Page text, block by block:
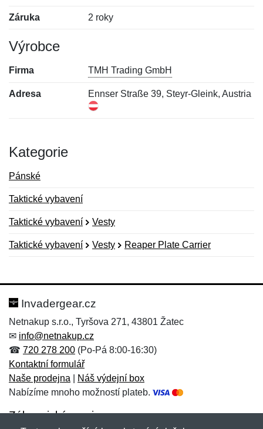
Záruka 2 roky
Výrobce
Firma TMH Trading GmbH
Adresa Ennser Straße 39, Steyr-Gleink, Austria
Kategorie
Pánské
Taktické vybavení
Taktické vybavení Vesty
Taktické vybavení Vesty Reaper Plate Carrier
Hodnocení:
Jméno: *
Jméno:
E-mail:*
Invadergear.cz
Netnakup s.r.o., Tyršova 271, 43801 Žatec
✉ info@netnakup.cz
☎ 720 278 200 (Po-Pá 8:00-16:30)
Kontaktní formulář
Naše prodejna
Náš výdejní box
Nabízíme mnoho možností plateb.
Zákaznický servis